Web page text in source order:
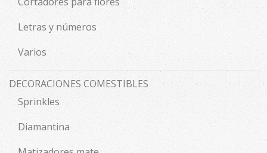
Letras y números
Varios
DECORACIONES COMESTIBLES
Sprinkles
Diamantina